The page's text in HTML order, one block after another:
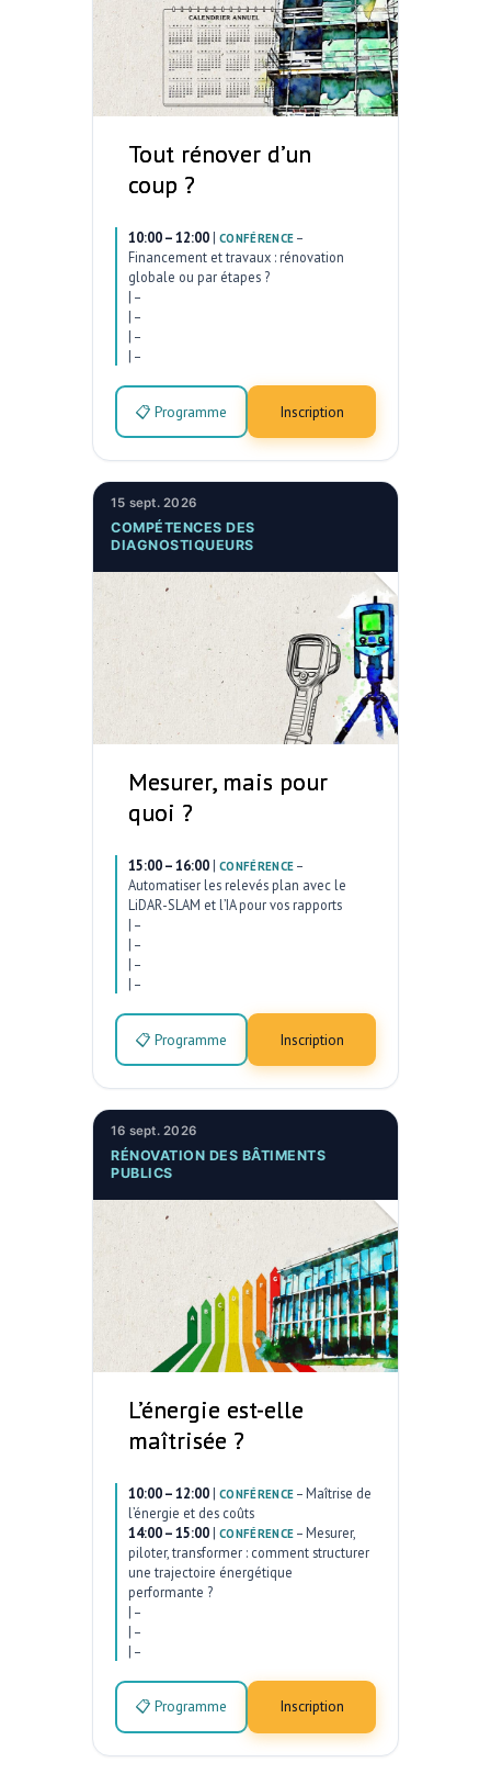
Tout rénover d’un
coup ?
10:00 – 12:00 | CONFÉRENCE –
Financement et travaux : rénovation
globale ou par étapes ?
| –
| –
| –
| –
📋 Programme Inscription
15 sept. 2026
COMPÉTENCES DES
DIAGNOSTIQUEURS
Mesurer, mais pour
quoi ?
15:00 – 16:00 | CONFÉRENCE –
Automatiser les relevés plan avec le
LiDAR-SLAM et l’IA pour vos rapports
| –
| –
| –
| –
📋 Programme Inscription
16 sept. 2026
RÉNOVATION DES BÂTIMENTS
PUBLICS
L’énergie est-elle
maîtrisée ?
10:00 – 12:00 | CONFÉRENCE – Maîtrise de
l’énergie et des coûts
14:00 – 15:00 | CONFÉRENCE – Mesurer,
piloter, transformer : comment structurer
une trajectoire énergétique
performante ?
| –
| –
| –
📋 Programme Inscription